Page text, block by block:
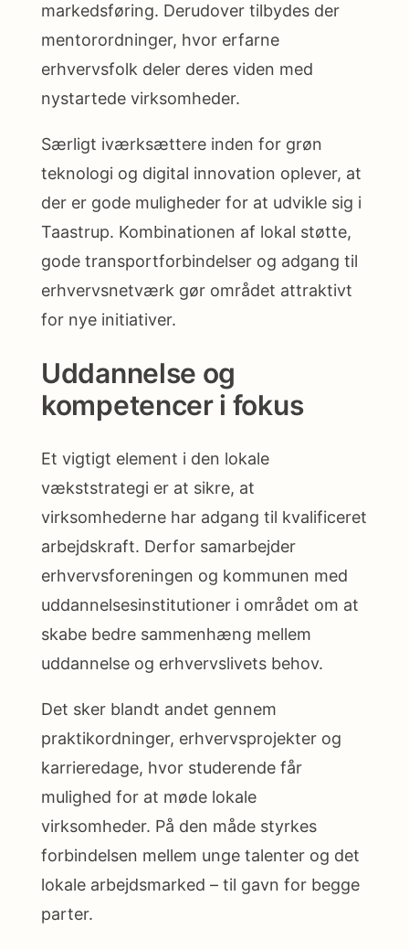
markedsføring. Derudover tilbydes der
mentorordninger, hvor erfarne
erhvervsfolk deler deres viden med
nystartede virksomheder.
Særligt iværksættere inden for grøn
teknologi og digital innovation oplever, at
der er gode muligheder for at udvikle sig i
Taastrup. Kombinationen af lokal støtte,
gode transportforbindelser og adgang til
erhvervsnetværk gør området attraktivt
for nye initiativer.
Uddannelse og
kompetencer i fokus
Et vigtigt element i den lokale
vækststrategi er at sikre, at
virksomhederne har adgang til kvalificeret
arbejdskraft. Derfor samarbejder
erhvervsforeningen og kommunen med
uddannelsesinstitutioner i området om at
skabe bedre sammenhæng mellem
uddannelse og erhvervslivets behov.
Det sker blandt andet gennem
praktikordninger, erhvervsprojekter og
karrieredage, hvor studerende får
mulighed for at møde lokale
virksomheder. På den måde styrkes
forbindelsen mellem unge talenter og det
lokale arbejdsmarked – til gavn for begge
parter.